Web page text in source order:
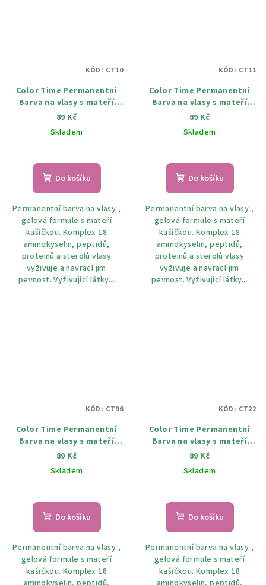
Color Time Permanentní
Barva na vlasy s mateří
kašičkou 10 Černá 100 ml
89 Kč
Skladem
Do košíku
Permanentní barva na vlasy ,
gelová formule s mateří
kašičkou. Komplex 18
aminokyselin, peptidů,
proteinů a sterolů vlasy
vyživuje a navrací jim
pevnost. Vyživující látky...
KÓD: CT10
Color Time Permanentní
Barva na vlasy s mateří
kašičkou 11 MODRO černá
100 ml
89 Kč
Skladem
Do košíku
Permanentní barva na vlasy ,
gelová formule s mateří
kašičkou. Komplex 18
aminokyselin, peptidů,
proteinů a sterolů vlasy
vyživuje a navrací jim
pevnost. Vyživující látky...
KÓD: CT11
Color Time Permanentní
Barva na vlasy s mateří
kašičkou 20 Čokolada 100
ml
89 Kč
Skladem
Do košíku
Permanentní barva na vlasy ,
gelová formule s mateří
kašičkou. Komplex 18
KÓD: CT96
Color Time Permanentní
Barva na vlasy s mateří
kašičkou 22 Moccachino 100
ml
89 Kč
Skladem
Do košíku
Permanentní barva na vlasy ,
gelová formule s mateří
kašičkou. Komplex 18
KÓD: CT22